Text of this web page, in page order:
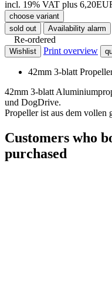
incl. 19% VAT plus
choose variant
sold out
Availability alarm
Re-ordered
Wishlist Print overview
42mm 3-blatt
42mm 3-blatt
und DogDrive.
Propeller ist aus dem vollen
Customers who
purchased